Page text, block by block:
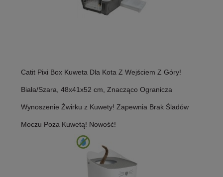
Catit Pixi Box Kuweta Dla Kota Z Wejściem Z Góry!
Biała/Szara, 48x41x52 cm, Znacząco Ogranicza
Wynoszenie Żwirku z Kuwety! Zapewnia Brak Śladów
Moczu Poza Kuwetą! Nowość!